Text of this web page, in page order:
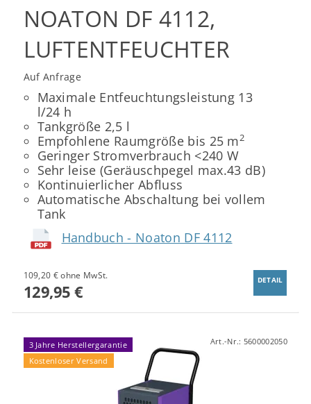
NOATON DF 4112,
LUFTENTFEUCHTER
Auf Anfrage
Maximale Entfeuchtungsleistung 13
l/24 h
Tankgröße 2,5 l
Empfohlene Raumgröße bis 25 m2
Geringer Stromverbrauch <240 W
Sehr leise (Geräuschpegel max.43 dB)
Kontinuierlicher Abfluss
Automatische Abschaltung bei vollem
Tank
Handbuch - Noaton DF 4112
109,20 € ohne MwSt.
129,95 €
DETAIL
3 Jahre Herstellergarantie
Kostenloser Versand
Art.-Nr.: 5600002050